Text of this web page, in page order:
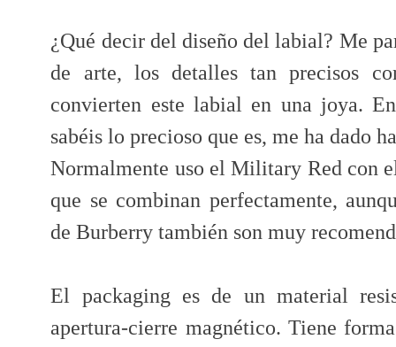
¿Qué decir del diseño del labial? Me
de arte, los detalles tan precisos
convierten este labial en una joya.
sabéis lo precioso que es, me ha dado
Normalmente uso el Military Red con
que se combinan perfectamente,
de Burberry también son muy
El packaging es de un material
apertura-cierre magnético. Tiene